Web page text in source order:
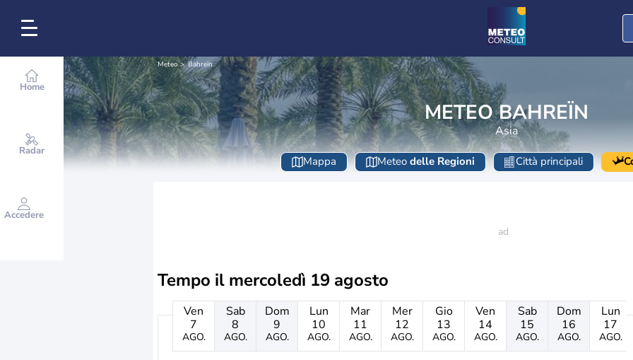
Home
Radar
Accedere
Meteo Bahreïn
METEO BAHREÏN
Asia
Mappa Meteo delle Regioni Città principali
Tempo il mercoledì 19 agosto
Ven
7
AGO.
Sab
8
AGO.
Dom
9
AGO.
Lun
10
AGO.
Mar
11
AGO.
Mer
12
AGO.
Gio
13
AGO.
Ven
14
AGO.
Sab
15
AGO.
Dom
16
AGO.
Lun
17
AGO.